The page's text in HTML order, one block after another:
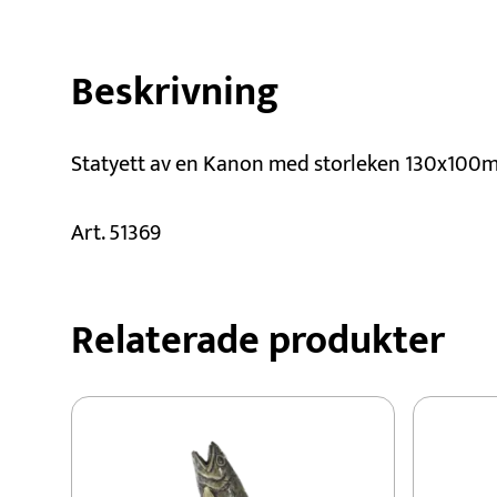
Beskrivning
Statyett av en Kanon med storleken
Art. 51369
Relaterade produkter